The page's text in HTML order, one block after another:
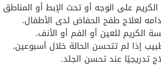
على الوجه أو تحت الإبط أو
لعلاج طفح الحفاض لدى الأطفال.
الكريم للعين أو الفم أو الأنف.
إذا لم تتحسن الحالة خلال أسبوعين.
تدريجيًا عند تحسن الجلد.